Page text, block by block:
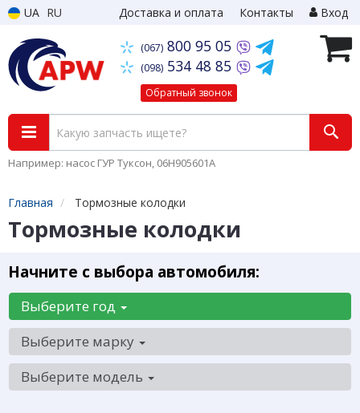
UA RU Доставка и оплата Контакты Вход
(067) 800 95 05
(098) 534 48 85
Обратный звонок
Например: насос ГУР Туксон, 06H905601A
Главная Тормозные колодки
Тормозные колодки
Начните с выбора автомобиля:
Выберите год
Выберите марку
Выберите модель